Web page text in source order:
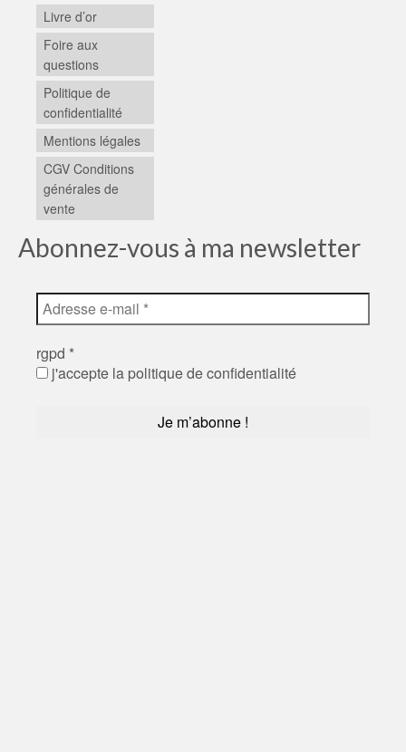
Livre d’or
Foire aux
questions
Politique de
confidentialité
Mentions légales
CGV Conditions
générales de
vente
Abonnez-vous à ma newsletter
rgpd *
j'accepte la politique de confidentialité